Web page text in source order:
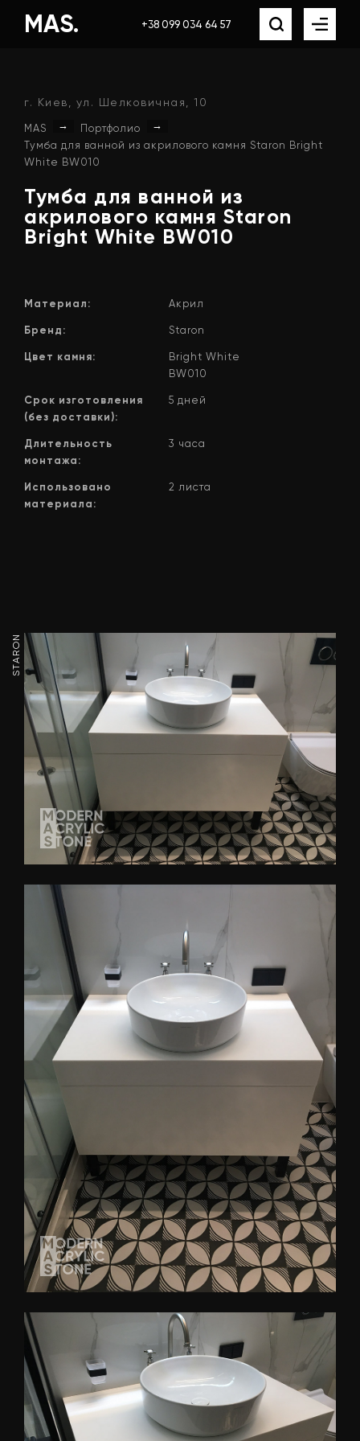
MAS. +38 099 034 64 57
г. Киев, ул. Шелковичная, 10
MAS → Портфолио
→
Тумба для ванной из акрилового камня Staron Bright
White BW010
Тумба для ванной из
акрилового камня Staron
Bright White BW010
Материал: Акрил
Бренд: Staron
Цвет камня:
Bright White
BW010
Срок изготовления
(без доставки):
5 дней
Длительность
монтажа:
3 часа
Использовано
материала:
2 листа
STARON